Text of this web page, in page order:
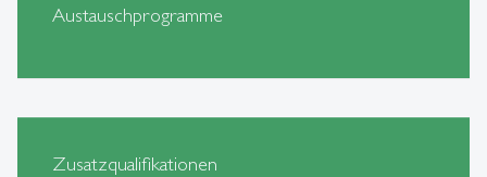
Austauschprogramme
Zusatzqualifikationen